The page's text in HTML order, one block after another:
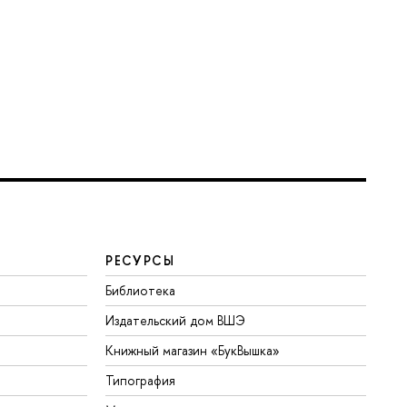
РЕСУРСЫ
Библиотека
Издательский дом ВШЭ
Книжный магазин «БукВышка»
Типография